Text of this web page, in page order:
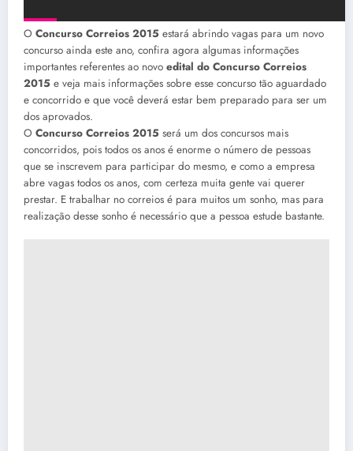
O Concurso Correios 2015 estará abrindo vagas para um novo
concurso ainda este ano, confira agora algumas informações
importantes referentes ao novo edital do Concurso Correios
2015 e veja mais informações sobre esse concurso tão aguardado
e concorrido e que você deverá estar bem preparado para ser um
dos aprovados.
O Concurso Correios 2015 será um dos concursos mais
concorridos, pois todos os anos é enorme o número de pessoas
que se inscrevem para participar do mesmo, e como a empresa
abre vagas todos os anos, com certeza muita gente vai querer
prestar. E trabalhar no correios é para muitos um sonho, mas para
realização desse sonho é necessário que a pessoa estude bastante.